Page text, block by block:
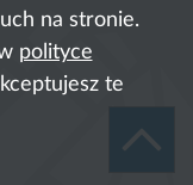
na stronie.
polityce
te